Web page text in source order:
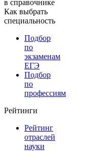
в справочнике
Как выбрать
специальность
Подбор
по
экзаменам
ЕГЭ
Подбор
по
профессиям
Рейтинги
Рейтинг
отраслей
науки